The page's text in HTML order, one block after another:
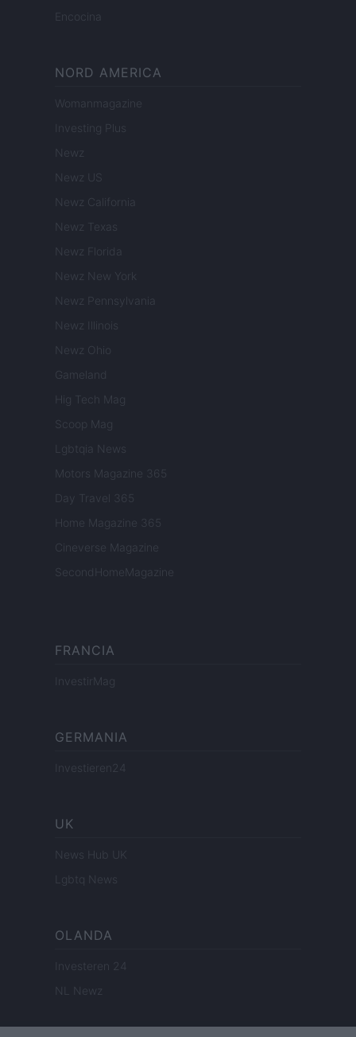
Encocina
NORD AMERICA
Womanmagazine
Investing Plus
Newz
Newz US
Newz California
Newz Texas
Newz Florida
Newz New York
Newz Pennsylvania
Newz Illinois
Newz Ohio
Gameland
Hig Tech Mag
Scoop Mag
Lgbtqia News
Motors Magazine 365
Day Travel 365
Home Magazine 365
Cineverse Magazine
SecondHomeMagazine
FRANCIA
InvestirMag
GERMANIA
Investieren24
UK
News Hub UK
Lgbtq News
OLANDA
Investeren 24
NL Newz